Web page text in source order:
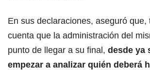
En sus declaraciones, aseguró que,
cuenta que la administración del
punto de llegar a su final, desde ya
empezar a analizar quién deberá